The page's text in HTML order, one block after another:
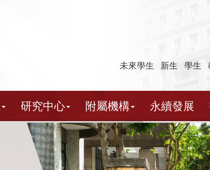
未來學生 新生 學生
研究中心 附屬機構 永續發展